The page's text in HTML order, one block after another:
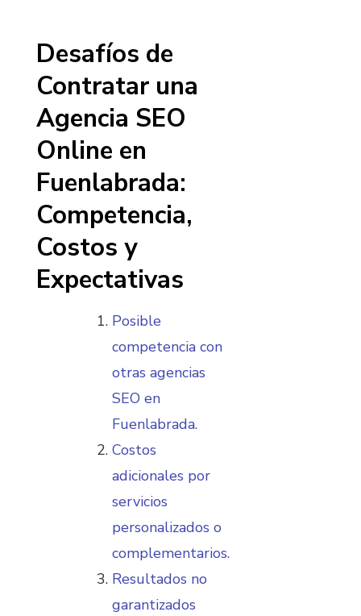
Desafíos de
Contratar una
Agencia SEO
Online en
Fuenlabrada:
Competencia,
Costos y
Expectativas
Posible
competencia con
otras agencias
SEO en
Fuenlabrada.
Costos
adicionales por
servicios
personalizados o
complementarios.
Resultados no
garantizados